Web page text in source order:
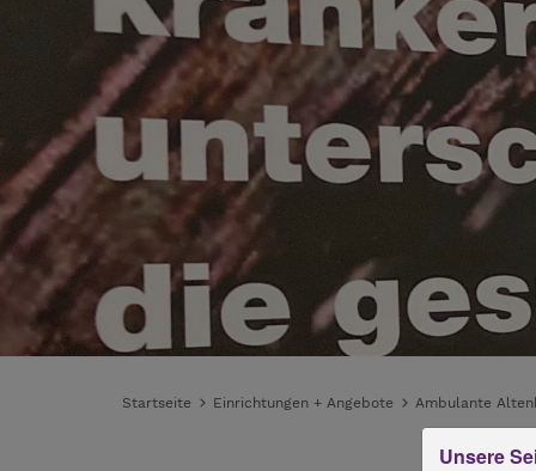
Startseite Einrichtungen + Angebote Ambulante
Unsere